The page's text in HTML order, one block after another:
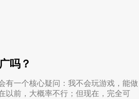
吗？
有一个核心疑问：我不会玩游戏，能做
前，大概率不行；但现在，完全可